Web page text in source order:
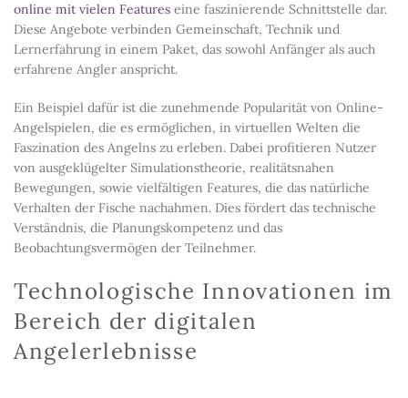
online mit vielen Features eine faszinierende Schnittstelle dar.
Diese Angebote verbinden Gemeinschaft, Technik und
Lernerfahrung in einem Paket, das sowohl Anfänger als auch
erfahrene Angler anspricht.
Ein Beispiel dafür ist die zunehmende Popularität von Online-
Angelspielen, die es ermöglichen, in virtuellen Welten die
Faszination des Angelns zu erleben. Dabei profitieren Nutzer
von ausgeklügelter Simulationstheorie, realitätsnahen
Bewegungen, sowie vielfältigen Features, die das natürliche
Verhalten der Fische nachahmen. Dies fördert das technische
Verständnis, die Planungskompetenz und das
Beobachtungsvermögen der Teilnehmer.
Technologische Innovationen im
Bereich der digitalen
Angelerlebnisse